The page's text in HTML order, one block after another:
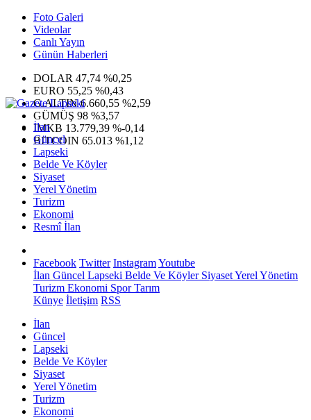
Foto Galeri
Videolar
Canlı Yayın
Günün Haberleri
DOLAR 47,74 %0,25
EURO 55,25 %0,43
G.ALTIN6.660,55 %2,59
GÜMÜŞ 98 %3,57
IMKB 13.779,39 %-0,14
BITCOIN 65.013 %1,12
İlan
Güncel
Lapseki
Belde Ve Köyler
Siyaset
Yerel Yönetim
Turizm
Ekonomi
Resmî İlan
Facebook Twitter InstagramYoutube
İlan Güncel Lapseki Belde Ve KöylerSiyasetYerel Yönetim
Turizm Ekonomi SporTarım
Künye İletişim RSS
İlan
Güncel
Lapseki
Belde Ve Köyler
Siyaset
Yerel Yönetim
Turizm
Ekonomi